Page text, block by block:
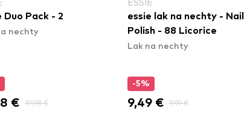
lak na nechty - Nail
- 88 Licorice
€ 9,99 €
Lovely Back To School Nail
Polish - 5
Lak na nechty
4,99 €